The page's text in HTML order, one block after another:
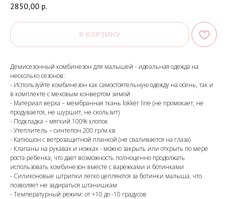
2850,00 р.
В КОРЗИНУ
Демисезонный комбинезон для малышей - идеальная одежда на
несколько сезонов:
- Используйте комбинезон как самостоятельную одежду на осень, так и
в комплекте с меховым конвертом зимой
- Материал верха – мембранная ткань lokker line (не промокает, не
продувается, не шуршит, не скользит)
- Подкладка – мягкий 100% хлопок
- Утеплитель – синтепон 200 гр/м.кв
- Капюшон с ветрозащитной планкой (не сваливается на глаза)
- Клапаны на рукавах и ножках - можно закрыть или открыть по мере
роста ребенка, что дает возможность полноценно продолжать
использовать комбинезон вместе с варежками и ботинками
- Силиконовые штрипки легко цепляются за ботинки малыша, что
позволяет не задираться штанишкам
- Температурный режим: от +10 до -10 градусов